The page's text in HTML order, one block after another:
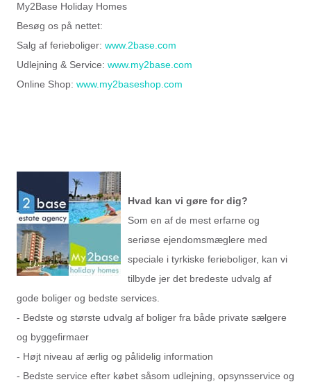
My2Base Holiday Homes
Besøg os på nettet:
Salg af ferieboliger: www.2base.com
Udlejning & Service: www.my2base.com
Online Shop: www.my2baseshop.com
Hvad kan vi gøre for dig?
Som en af de mest erfarne og
seriøse ejendomsmæglere med
speciale i tyrkiske ferieboliger, kan vi
tilbyde jer det bredeste udvalg af
gode boliger og bedste services.
- Bedste og største udvalg af boliger fra både private sælgere
og byggefirmaer
- Højt niveau af ærlig og pålidelig information
- Bedste service efter købet såsom udlejning, opsynsservice og